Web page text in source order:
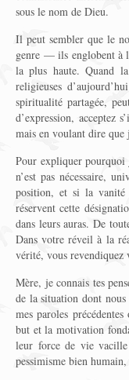
sous le nom de Dieu.
Il peut sembler que le
genre — ils englobent à
la plus haute. Quand
religieuses
spiritualité partagée,
d’expression, acceptez
mais en voulant dire que
Pour expliquer pourquoi
n’est pas nécessaire,
position, et si la vanité
réservent cette
dans leurs auras. De
Dans votre réveil à la
vérité, vous
Mère, je connais tes
de la situation dont nous
mes paroles
but et la motivation
leur force de vie
pessimisme bien